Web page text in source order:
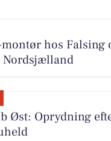
hos Falsing
Øst: Oprydning